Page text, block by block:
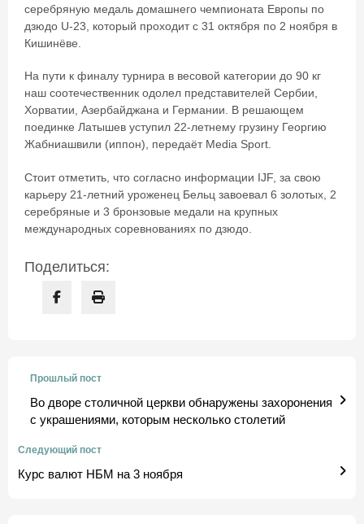
серебряную медаль домашнего чемпионата Европы по
дзюдо U-23, который проходит с 31 октября по 2 ноября в
Кишинёве.
На пути к финалу турнира в весовой категории до 90 кг
наш соотечественник одолел представителей Сербии,
Хорватии, Азербайджана и Германии. В решающем
поединке Латышев уступил 22-летнему грузину Георгию
Жабниашвили (иппон), передаёт Media Sport.
Стоит отметить, что согласно информации IJF, за свою
карьеру 21-летний уроженец Бельц завоевал 6 золотых, 2
серебряные и 3 бронзовые медали на крупных
международных соревнованиях по дзюдо.
Поделиться:
Прошлый пост
Во дворе столичной церкви обнаружены захоронения
с украшениями, которым несколько столетий
Следующий пост
Курс валют НБМ на 3 ноября